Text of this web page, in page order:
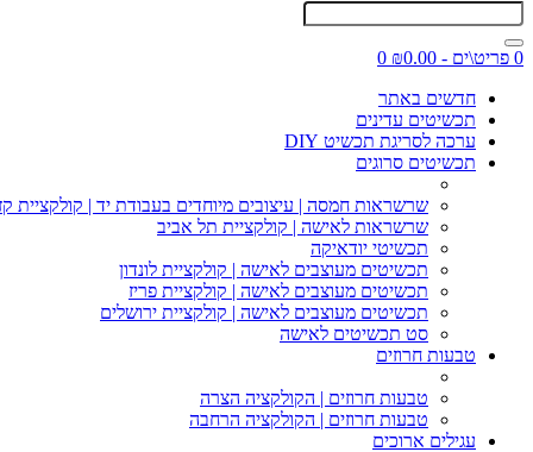
0 פריט\ים - ₪0.00
0
חדשים באתר
תכשיטים עדינים
ערכה לסריגת תכשיט DIY
תכשיטים סרוגים
שרשראות חמסה | עיצובים מיוחדים בעבודת יד | קולקציית
שרשראות לאישה | קולקציית תל אביב
תכשיטי יודאיקה
תכשיטים מעוצבים לאישה | קולקציית לונדון
תכשיטים מעוצבים לאישה | קולקציית פריז
תכשיטים מעוצבים לאישה | קולקציית ירושלים
סט תכשיטים לאישה
טבעות חרוזים
טבעות חרוזים | הקולקציה הצרה
טבעות חרוזים | הקולקציה הרחבה
עגילים ארוכים